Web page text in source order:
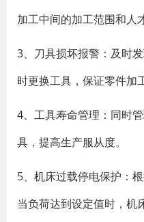
加工中间的加工范围和人才
3、刀具损坏报警：及时
时更换工具，保证零件加
4、工具寿命管理：同时
具，提高生产服从度。
5、机床过载停电保护：
当负荷达到设定值时，机